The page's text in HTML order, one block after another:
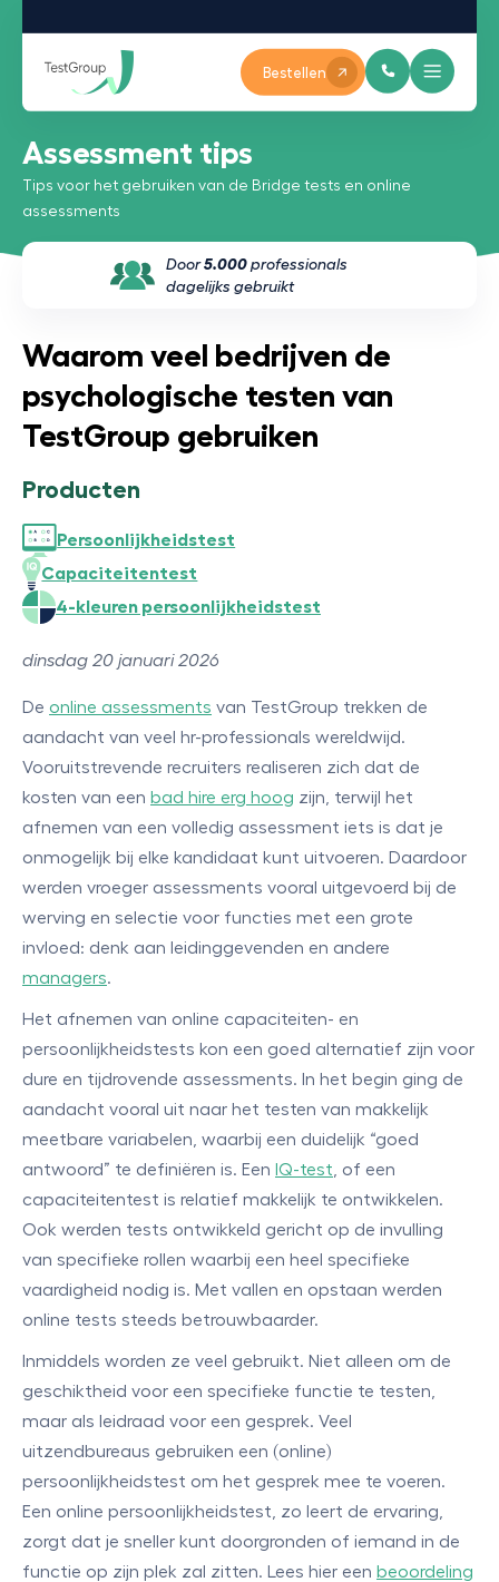
Bestellen
Assessment tips
Tips voor het gebruiken van de Bridge tests en online
assessments
Door5.000 professionals
dagelijks gebruikt
Waarom veel bedrijven de
psychologische testen van
TestGroup gebruiken
Producten
Persoonlijkheidstest
Capaciteitentest
4-kleuren persoonlijkheidstest
dinsdag 20 januari 2026
De online assessments van TestGroup trekken de
aandacht van veel hr-professionals wereldwijd.
Vooruitstrevende recruiters realiseren zich dat de
kosten van een bad hire erg hoog zijn, terwijl het
afnemen van een volledig assessment iets is dat je
onmogelijk bij elke kandidaat kunt uitvoeren. Daardoor
werden vroeger assessments vooral uitgevoerd bij de
werving en selectie voor functies met een grote
invloed: denk aan leidinggevenden en andere
managers.
Het afnemen van online capaciteiten- en
persoonlijkheidstests kon een goed alternatief zijn voor
dure en tijdrovende assessments. In het begin ging de
aandacht vooral uit naar het testen van makkelijk
meetbare variabelen, waarbij een duidelijk “goed
antwoord” te definiëren is. Een IQ-test , of een
capaciteitentest is relatief makkelijk te ontwikkelen.
Ook werden tests ontwikkeld gericht op de invulling
van specifieke rollen waarbij een heel specifieke
vaardigheid nodig is. Met vallen en opstaan werden
online tests steeds betrouwbaarder.
Inmiddels worden ze veel gebruikt. Niet alleen om de
geschiktheid voor een specifieke functie te testen,
maar als leidraad voor een gesprek. Veel
uitzendbureaus gebruiken een (online)
persoonlijkheidstest om het gesprek mee te voeren.
Een online persoonlijkheidstest, zo leert de ervaring,
zorgt dat je sneller kunt doorgronden of iemand in de
functie op zijn plek zal zitten. Lees hier een beoordeling